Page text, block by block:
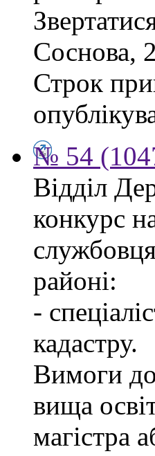
Соснова,
Строк
№ 54
Відділ
конкурс
районі:
-
кадастру.
Вимоги
вища
магістра